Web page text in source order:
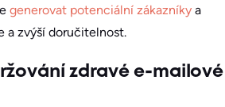
generovat potenciální zákazníky a
a zvýší doručitelnost.
zdravé e-mailové